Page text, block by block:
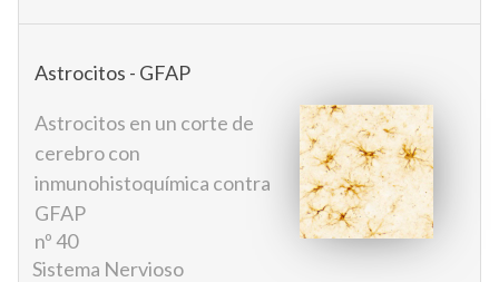
Astrocitos - GFAP
Astrocitos en un corte de
cerebro con
inmunohistoquímica contra
GFAP
nº 40
Sistema Nervioso